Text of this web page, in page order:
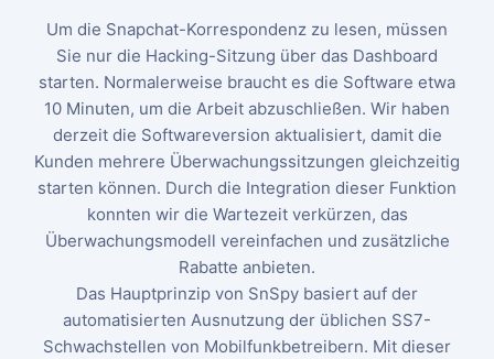
Um die Snapchat-Korrespondenz zu lesen, müssen
Sie nur die Hacking-Sitzung über das Dashboard
starten. Normalerweise braucht es die Software etwa
10 Minuten, um die Arbeit abzuschließen. Wir haben
derzeit die Softwareversion aktualisiert, damit die
Kunden mehrere Überwachungssitzungen gleichzeitig
starten können. Durch die Integration dieser Funktion
konnten wir die Wartezeit verkürzen, das
Überwachungsmodell vereinfachen und zusätzliche
Rabatte anbieten.
Das Hauptprinzip von SnSpy basiert auf der
automatisierten Ausnutzung der üblichen SS7-
Schwachstellen von Mobilfunkbetreibern. Mit dieser